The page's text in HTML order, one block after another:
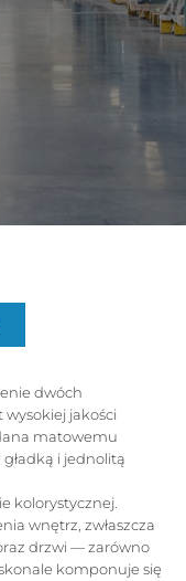
dwóch
jakości
matowemu
i jednolitą
kolorystycznej.
wnętrz, zwłaszcza
drzwi — zarówno
komponuje się